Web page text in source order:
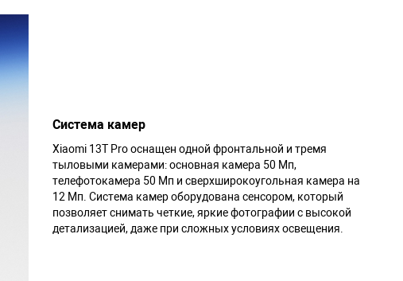
Система камер
Xiaomi 13T Pro оснащен одной фронтальной и тремя
тыловыми камерами: основная камера 50 Мп,
телефотокамера 50 Мп и сверхширокоугольная камера на
12 Мп. Система камер оборудована сенсором, который
позволяет снимать четкие, яркие фотографии с высокой
детализацией, даже при сложных условиях освещения.